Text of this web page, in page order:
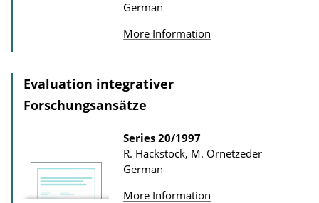
German
More Information
Evaluation integrativer
Forschungsansätze
Series 20/1997
R. Hackstock, M. Ornetzeder
German
More Information